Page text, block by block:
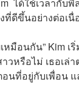
ดีขึ้นอย่างต่อเนื่
หมือนกัน” Kim
วหรือไม่ เธอเล่า
นที่อยู่กับเพื่อน